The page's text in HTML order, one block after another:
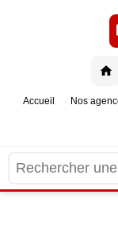
Accueil Nos